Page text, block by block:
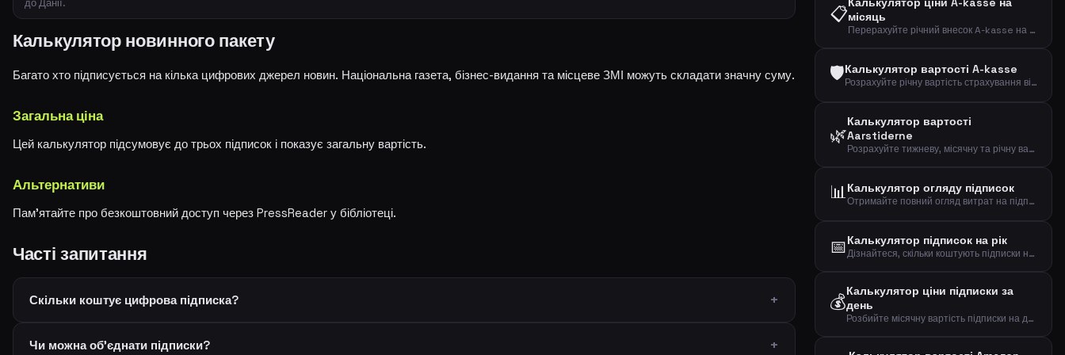
до Данії.
Калькулятор новинного пакету
Багато хто підписується на кілька цифрових джерел новин. Національна газета, бізнес-видання та місцеве ЗМІ можуть складати значну суму.
Загальна ціна
Цей калькулятор підсумовує до трьох підписок і показує загальну вартість.
Альтернативи
Пам'ятайте про безкоштовний доступ через PressReader у бібліотеці.
Часті запитання
Скільки коштує цифрова підписка?
Чи можна об'єднати підписки?
📋місяць
Перерахуйте річний внесок A-kasse на місячну суму та подивіться ефективну вартість після вирахування.
🛡️Калькулятор вартості A-kasse
Розрахуйте річну вартість страхування від безробіття (A-kasse) та ефективну вартість після податкового вирахування.
🌿
Калькулятор вартості
Aarstiderne
Розрахуйте тижневу, місячну та річну вартість набору їжі Aarstiderne.
📊Калькулятор огляду підписок
Отримайте повний огляд витрат на підписки: мобільний, інтернет, стрімінг, фітнес, музика, новини та інше.
📅Калькулятор підписок на рік
Дізнайтеся, скільки коштують підписки на рік, за 5 та 10 років.
💰Калькулятор ціни підписки за
день
Розбийте місячну вартість підписки на денні, тижневі та річні суми.